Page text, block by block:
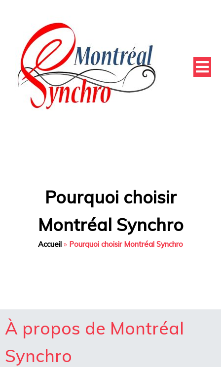
Pourquoi choisir
Montréal Synchro
Accueil » Pourquoi choisir Montréal Synchro
À propos de Montréal
Synchro